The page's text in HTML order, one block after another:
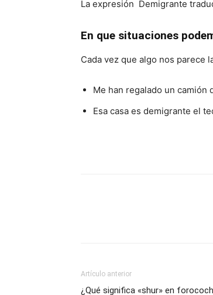
La expresión Demigrante
En que situaciones
Cada vez que algo nos parece
Me han regalado un camión
Esa casa es demigrante el
Artículo anterior
¿Qué significa «shur» en